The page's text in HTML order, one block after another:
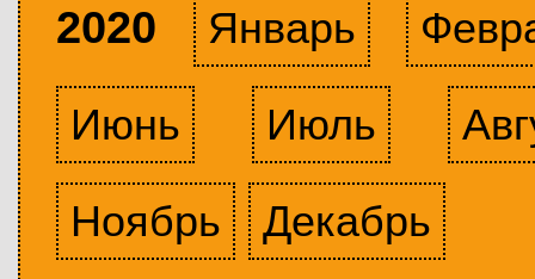
2020 Январь
Июнь
Июль
Ноябрь
Декабрь